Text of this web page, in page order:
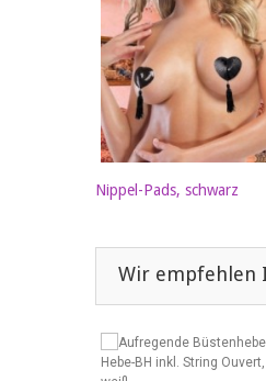
Nippel-Pads, schwarz
Wir empfehlen